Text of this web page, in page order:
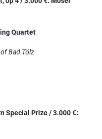
Quartet
Bad Tölz
Special Prize / 3.000 €: